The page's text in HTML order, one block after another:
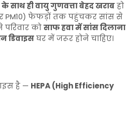
साथ ही वायु गुणवत्ता बेहद खराबहो
PM10) फेफड़ों तक पहुंचकर सांस से
कोसाफ हवा में सांस दिलाना
डिवाइसघर में जरूर होने चाहिए।
है — HEPA (High Efficiency